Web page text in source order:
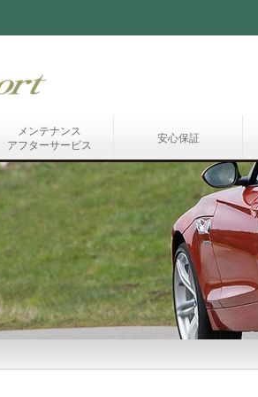
メンテナンス
アフターサービス
安心保証